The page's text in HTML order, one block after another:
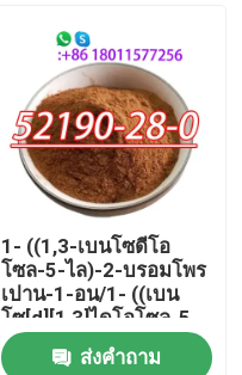
1- ((1,3-เบนโซดีโอ
โซล-5-ไล)-2-บรอมโพร
เปาน-1-อน/1- ((เบน
โซ[d][1,3]ไดโอโซล-5-
ไล)-2-บรอมโพรเปา
น-1-อน CAS 52190-
ส่งคำถาม